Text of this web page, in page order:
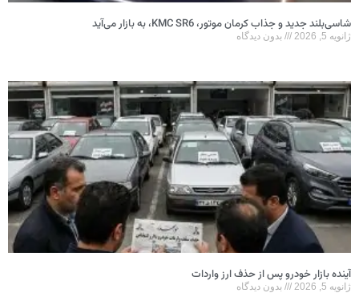
شاسی‌بلند جدید و جذاب کرمان موتور، KMC SR6، به بازار می‌آید
ژانویه 5, 2026 بدون دیدگاه
آینده بازار خودرو پس از حذف ارز واردات
ژانویه 5, 2026 بدون دیدگاه